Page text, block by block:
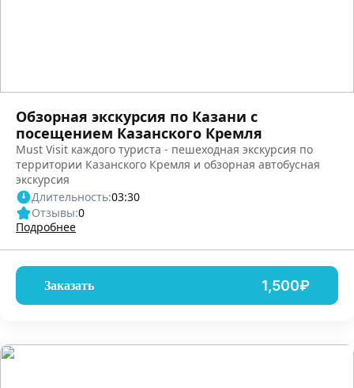
Обзорная экскурсия по Казани с
посещением Казанского Кремля
Must Visit каждого туриста - пешеходная экскурсия по
территории Казанского Кремля и обзорная автобусная
экскурсия
Длительность:03:30
Отзывы:0
Подробнее
Заказать 1,500₽